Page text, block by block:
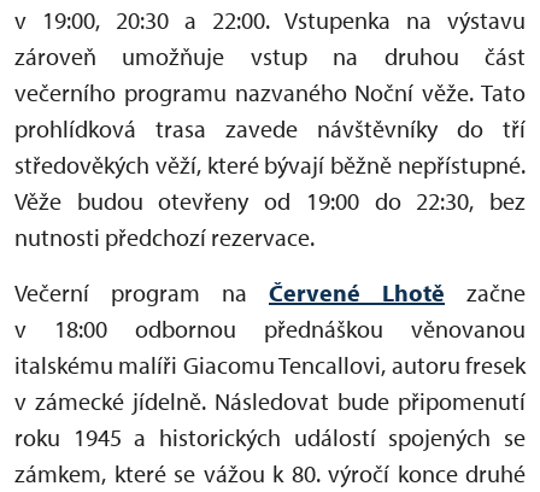
v 19:00, 20:30 a 22:00. Vstupenka na výstavu
zároveň umožňuje vstup na druhou část
večerního programu nazvaného Noční věže. Tato
prohlídková trasa zavede návštěvníky do tří
středověkých věží, které bývají běžně nepřístupné.
Věže budou otevřeny od 19:00 do 22:30, bez
nutnosti předchozí rezervace.
Večerní program na Červené Lhotě začne
v 18:00 odbornou přednáškou věnovanou
italskému malíři Giacomu Tencallovi, autoru fresek
v zámecké jídelně. Následovat bude připomenutí
roku 1945 a historických událostí spojených se
zámkem, které se vážou k 80. výročí konce druhé